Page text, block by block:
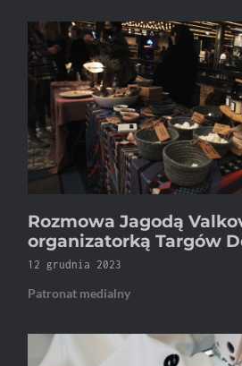
Rozmowa Jagodą
organizatorką Targów
12 grudnia 2023
Patronat medialny